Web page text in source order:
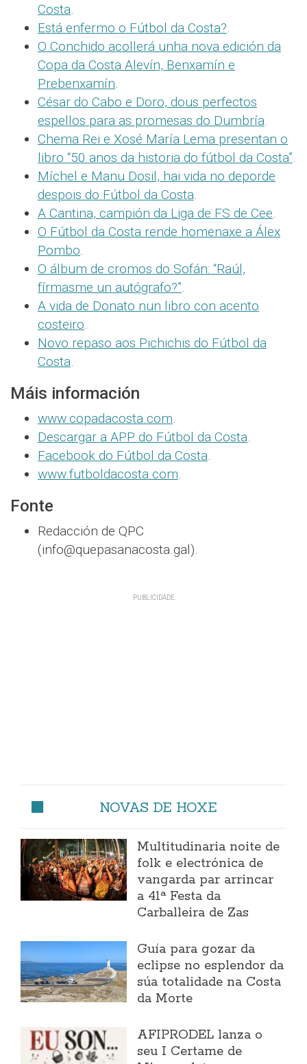
Costa.
Está enfermo o Fútbol da Costa?.
O Conchido acollerá unha nova edición da
Copa da Costa Alevín, Benxamín e
Prebenxamín.
César do Cabo e Doro, dous perfectos
espellos para as promesas do Dumbría.
Chema Rei e Xosé María Lema presentan o
libro “50 anos da historia do fútbol da Costa”.
Míchel e Manu Dosil, hai vida no deporde
despois do Fútbol da Costa.
A Cantina, campión da Liga de FS de Cee.
O Fútbol da Costa rende homenaxe a Álex
Pombo.
O álbum de cromos do Sofán: “Raúl,
fírmasme un autógrafo?”.
A vida de Donato nun libro con acento
costeiro.
Novo repaso aos Pichichis do Fútbol da
Costa.
Máis información
www.copadacosta.com.
Descargar a APP do Fútbol da Costa.
Facebook do Fútbol da Costa.
www.futboldacosta.com.
Fonte
Redacción de QPC
(info@quepasanacosta.gal).
NOVAS DE HOXE
Multitudinaria noite de
folk e electrónica de
vangarda par arrincar
a 41ª Festa da
Carballeira de Zas
Guía para gozar da
eclipse no esplendor da
súa totalidade na Costa
da Morte
AFIPRODEL lanza o
seu I Certame de